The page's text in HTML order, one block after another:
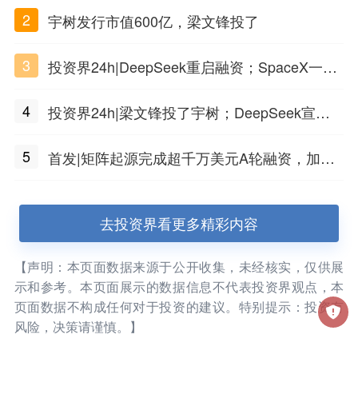
2
宇树发行市值600亿，梁文锋投了
3
投资界24h|DeepSeek重启融资；SpaceX一夜
4
投资界24h|梁文锋投了宇树；DeepSeek宣布
5
首发|矩阵起源完成超千万美元A轮融资，加速
去投资界看更多精彩内容
【声明：本页面数据来源于公开收集，未经核实，仅供展
示和参考。本页面展示的数据信息不代表投资界观点，本
页面数据不构成任何对于投资的建议。特别提示：投资有
风险，决策请谨慎。】